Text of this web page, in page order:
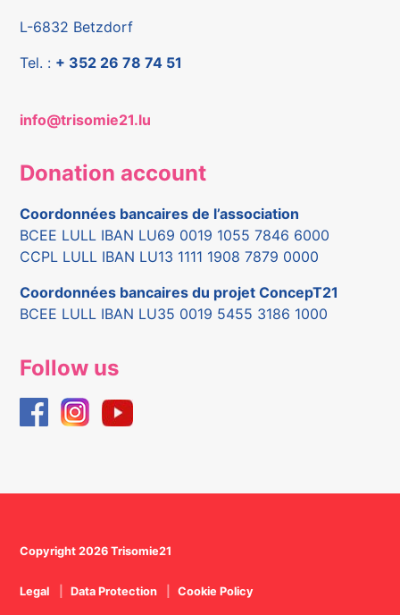
L-6832 Betzdorf
Tel. : + 352 26 78 74 51
info@trisomie21.lu
Donation account
Coordonnées bancaires de l’association
BCEE LULL IBAN LU69 0019 1055 7846 6000
CCPL LULL IBAN LU13 1111 1908 7879 0000
Coordonnées bancaires du projet ConcepT21
BCEE LULL IBAN LU35 0019 5455 3186 1000
Follow us
Copyright 2026 Trisomie21
Legal Data Protection Cookie Policy